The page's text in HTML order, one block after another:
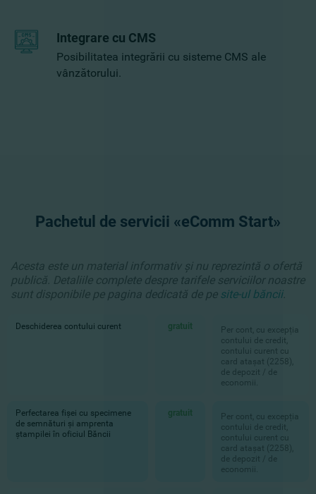
Integrare cu CMS
Posibilitatea integrării cu sisteme CMS ale
vânzătorului.
Pachetul de servicii «eComm Start»
Acesta este un material informativ și nu reprezintă o ofertă
publică. Detaliile complete despre tarifele serviciilor noastre
sunt disponibile pe pagina dedicată de pe site-ul băncii.
Deschiderea contului curent gratuit
Per cont, cu excepția
contului de credit,
contului curent cu
card atașat (2258),
de depozit / de
economii.
Perfectarea fișei cu specimene
de semnături și amprenta
ștampilei în oficiul Băncii
gratuit
Per cont, cu excepția
contului de credit,
contului curent cu
card atașat (2258),
de depozit / de
economii.